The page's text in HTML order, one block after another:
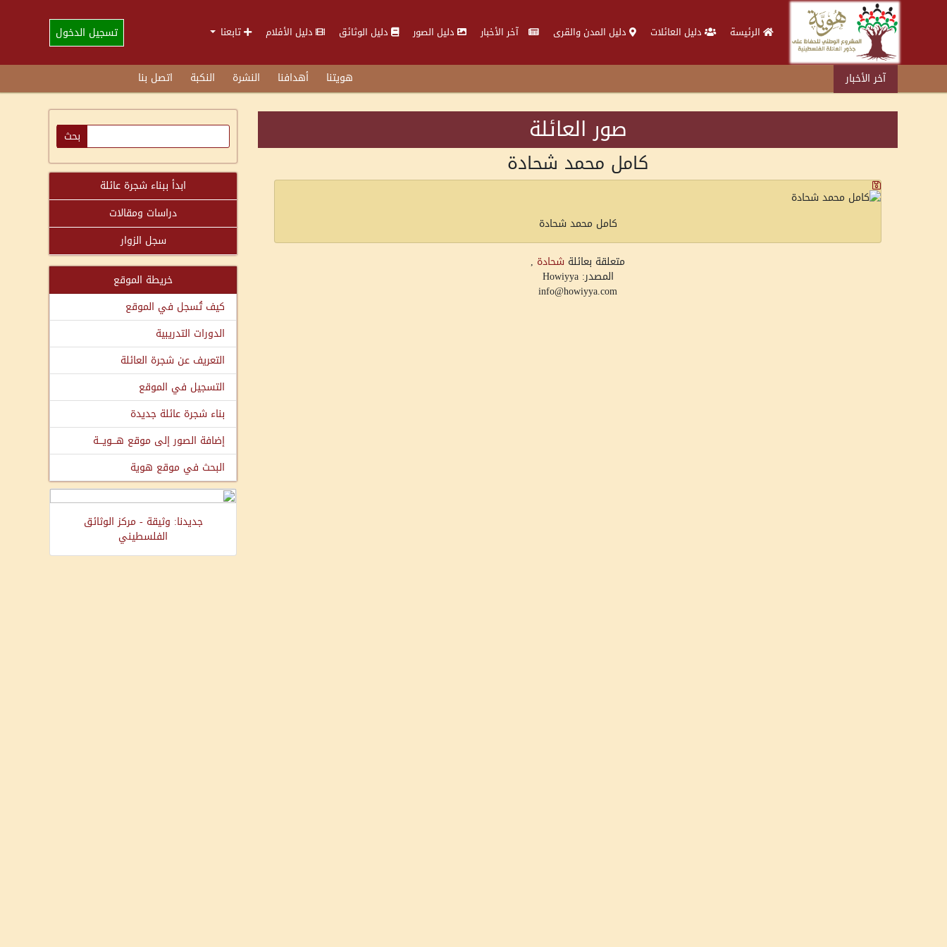
الرئيسة دليل العائلات دليل المدن والقرى آخر الأخبار دليل الصور دليل الوثائق دليل الأفلام تابعنا تسجيل الدخول
آخر الأخبار هويتنا أهدافنا النشرة النكبة اتصل بنا
صور العائلة
كامل محمد شحادة
كامل محمد شحادة
متعلقة بعائلة شحادة ,
المصدر: Howiyya
info@howiyya.com
ابدأ ببناء شجرة عائلة
دراسات ومقالات
سجل الزوار
خريطة الموقع
كيف تُسجل في الموقع
الدورات التدريبية
التعريف عن شجرة العائلة
التسجيل في الموقع
بناء شجرة عائلة جديدة
إضافة الصور إلى موقع هـــويـــة
البحث في موقع هوية
جديدنا: وثيقة - مركز الوثائق
الفلسطيني